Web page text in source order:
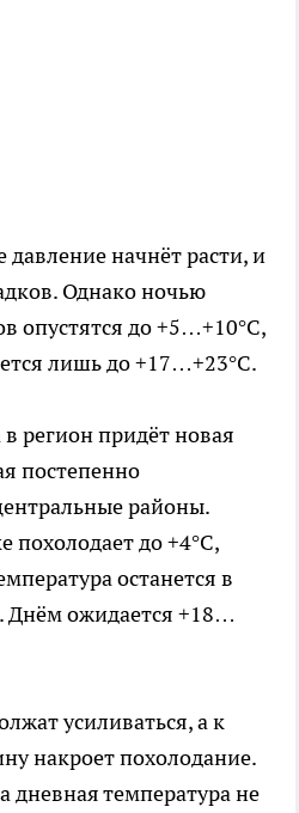
начнёт расти, и
Однако ночью
опустятся до +5…+10°C,
лишь до +17…+23°C.
регион придёт новая
постепенно
районы.
похолодает до +4°C,
останется в
Днём ожидается +18…
усиливаться, а к
накроет похолодание.
дневная температура не